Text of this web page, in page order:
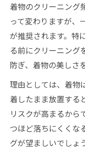
着物クリ
とは
職人技が
着物クリ
コツ
評判が高
着物クリ
クリーニング
着物クリ
着物のクリーニング
って変わりますが、
が推奨されます。特
る前にクリーニング
防ぎ、着物の美しさ
理由としては、着物
着したまま放置する
リスクが高まるから
つほど落ちにくくな
グが望ましいでしょ